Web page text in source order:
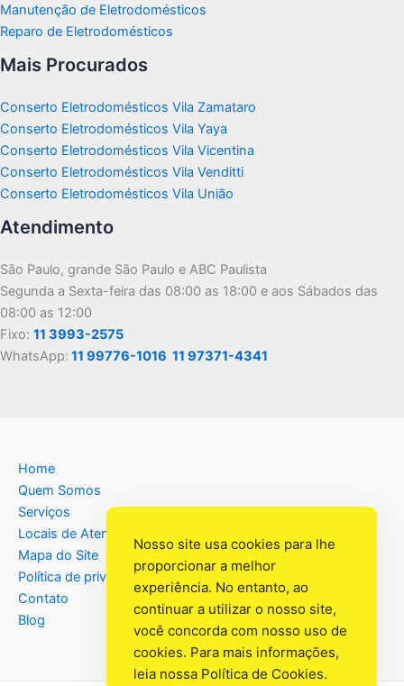
Manutenção de Eletrodomésticos
Reparo de Eletrodomésticos
Mais Procurados
Conserto Eletrodomésticos Vila Zamataro
Conserto Eletrodomésticos Vila Yaya
Conserto Eletrodomésticos Vila Vicentina
Conserto Eletrodomésticos Vila Venditti
Conserto Eletrodomésticos Vila União
Atendimento
São Paulo, grande São Paulo e ABC Paulista
Segunda a Sexta-feira das 08:00 as 18:00 e aos Sábados das
08:00 as 12:00
Fixo: 11 3993-2575
WhatsApp: 11 99776-1016 11 97371-4341
Home
Quem Somos
Serviços
Locais de Atendimento
Mapa do Site
Política de privacidade
Contato
Blog
Nosso site usa cookies para lhe
proporcionar a melhor
experiência. No entanto, ao
continuar a utilizar o nosso site,
você concorda com nosso uso de
cookies. Para mais informações,
leia nossa Política de Cookies.